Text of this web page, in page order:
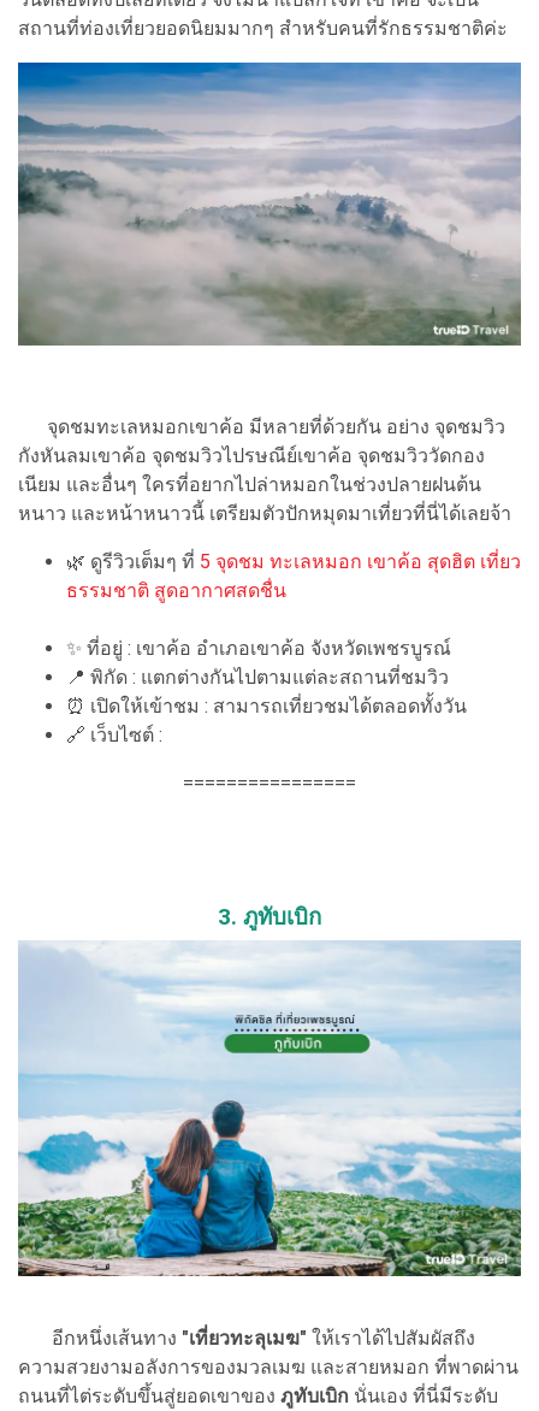
สถานที่ท่องเที่ยวยอดนิยมมากๆ สำหรับคนที่รักธรรมชาติค่ะ
จุดชมทะเลหมอกเขาค้อ มีหลายที่ด้วยกัน อย่าง จุดชมวิว
กังหันลมเขาค้อ จุดชมวิวไปรษณีย์เขาค้อ จุดชมวิววัดกอง
เนียม และอื่นๆ ใครที่อยากไปล่าหมอกในช่วงปลายฝนต้น
หนาว และหน้าหนาวนี้ เตรียมตัวปักหมุดมาเที่ยวที่นี่ได้เลยจ้า
🌿 ดูรีวิวเต็มๆ ที่ 5 จุดชม ทะเลหมอก เขาค้อ สุดฮิต เที่ยว
ธรรมชาติ สูดอากาศสดชื่น
✨ ที่อยู่ : เขาค้อ อำเภอเขาค้อ จังหวัดเพชรบูรณ์
📍 พิกัด : แตกต่างกันไปตามแต่ละสถานที่ชมวิว
⏰ เปิดให้เข้าชม : สามารถเที่ยวชมได้ตลอดทั้งวัน
🔗 เว็บไซต์ :
================
3. ภูทับเบิก
อีกหนึ่งเส้นทาง "เที่ยวทะลุเมฆ" ให้เราได้ไปสัมผัสถึง
ความสวยงามอลังการของมวลเมฆ และสายหมอก ที่พาดผ่าน
ถนนที่ไต่ระดับขึ้นสู่ยอดเขาของ ภูทับเบิก นั่นเอง ที่นี่มีระดับ